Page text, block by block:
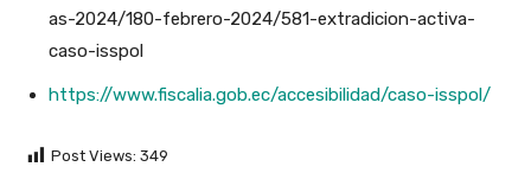
as-2024/180-febrero-2024/581-extradicion-activa-
caso-isspol
https://www.fiscalia.gob.ec/accesibilidad/caso-isspol/
Post Views: 349